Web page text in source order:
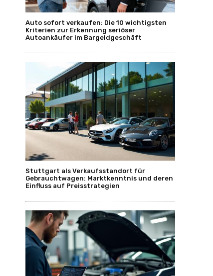
Auto sofort verkaufen: Die 10 wichtigsten
Kriterien zur Erkennung seriöser
Autoankäufer im Bargeldgeschäft
Stuttgart als Verkaufsstandort für
Gebrauchtwagen: Marktkenntnis und deren
Einfluss auf Preisstrategien